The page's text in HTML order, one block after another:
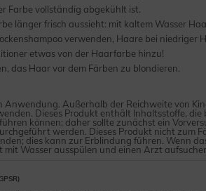
Farbe vollständig abgekühlt ist.
länger frisch aussieht: mit kaltem Wasser
verwenden, Haare bei niedriger
etwas von der Haarfarbe hinzu!
das Haar vor dem Färben zu blondieren.
Anwendung. Außerhalb der Reichweite von
Dieses Produkt enthält Inhaltsstoffe, die
können; daher sollte zunächst ein
werden. Dieses Produkt nicht zum
dies kann zur Erblindung führen. Wenn
mit Wasser ausspülen und einen Arzt